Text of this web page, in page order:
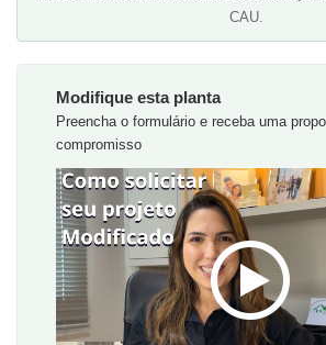
CAU.
Modifique esta planta
Preencha o formulário e receba uma
compromisso